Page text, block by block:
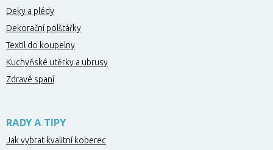
Deky a plédy
Dekorační polštářky
Textil do koupelny
Kuchyňské utěrky a ubrusy
Zdravé spaní
RADY A TIPY
Jak vybrat kvalitní koberec